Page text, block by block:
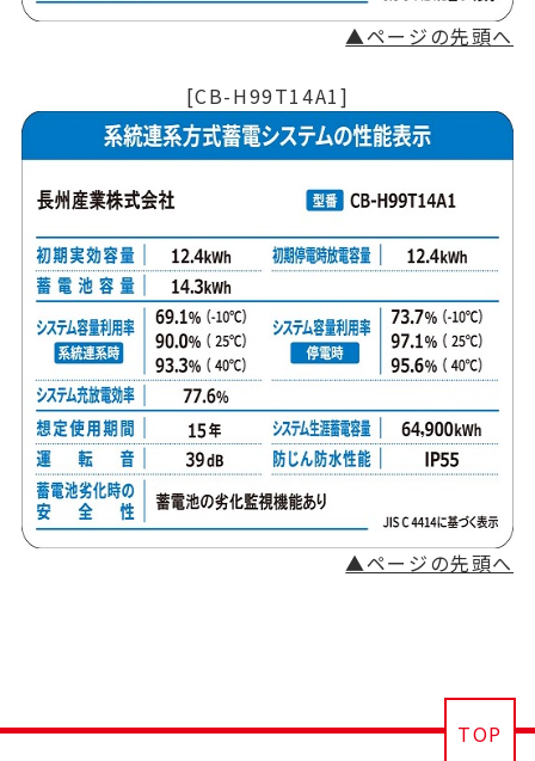
▲ページの先頭へ
[CB-H99T14A1]
▲ページの先頭へ
TOP